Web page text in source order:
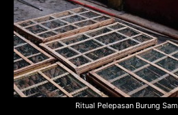
Ritual Pelepasan Burung